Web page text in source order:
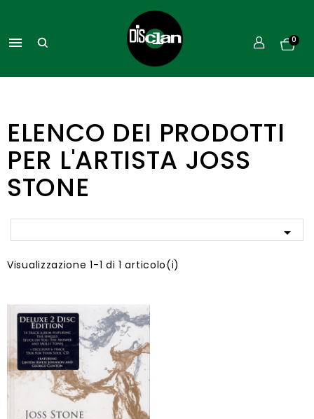
 0
ELENCO DEI PRODOTTI
PER L'ARTISTA JOSS
STONE

Visualizzazione 1-1 di 1 articolo(i)